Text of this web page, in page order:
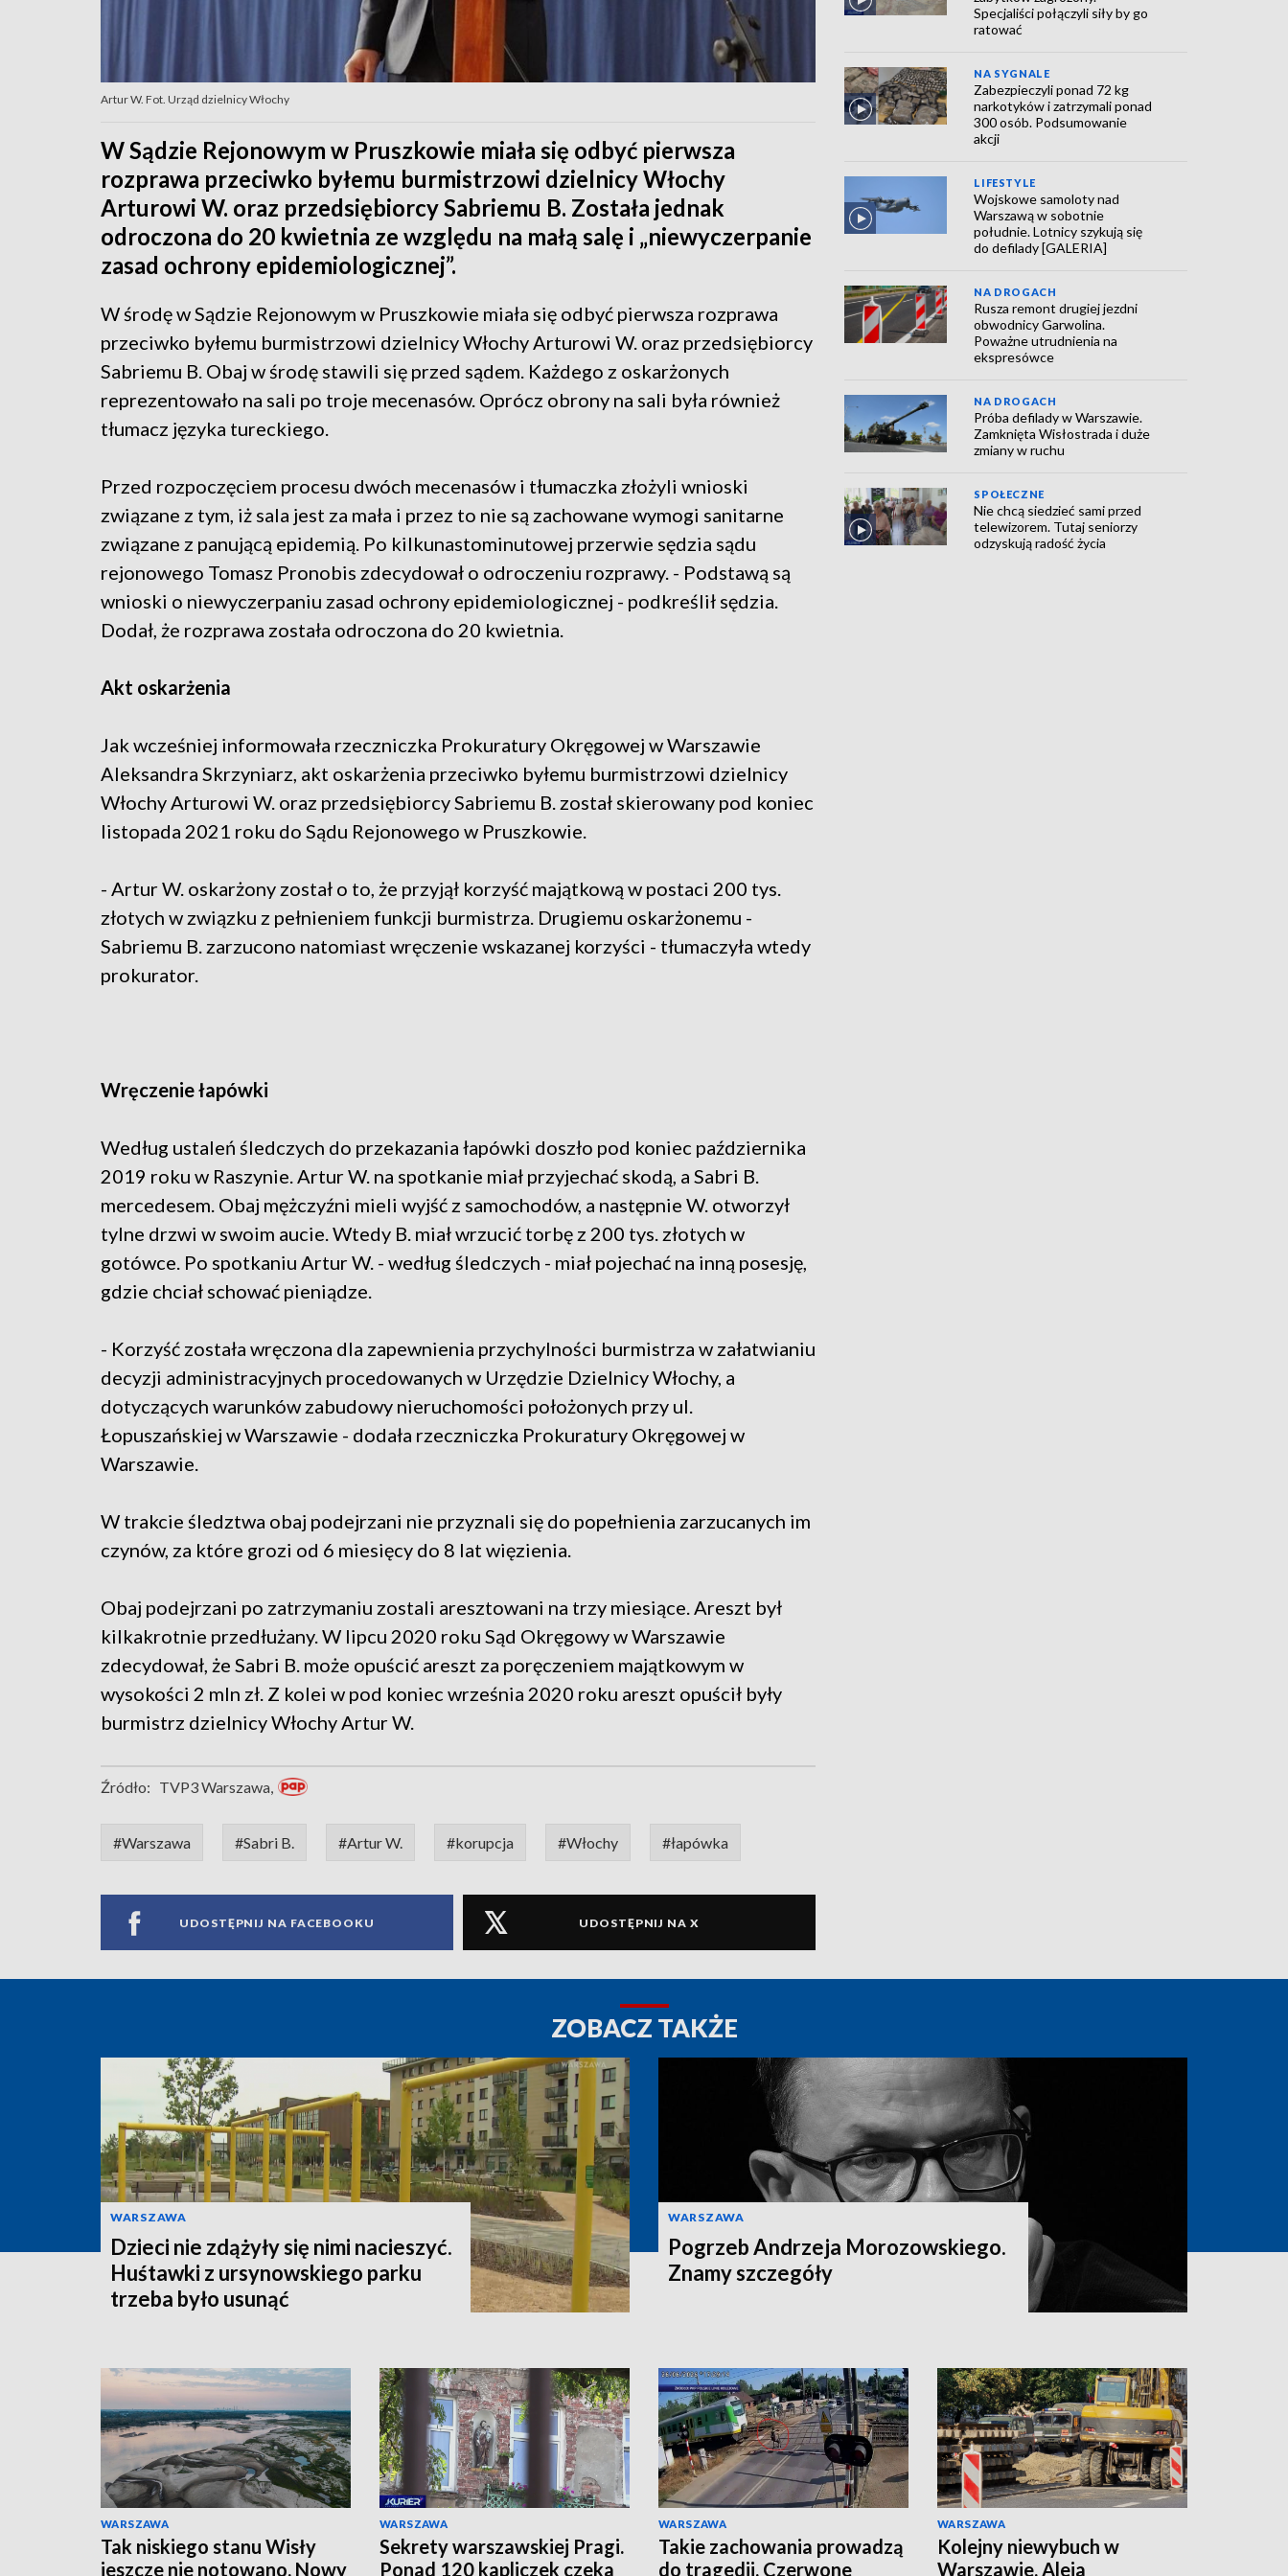
Artur W. Fot. Urząd dzielnicy Włochy
W Sądzie Rejonowym w Pruszkowie miała się odbyć pierwsza
rozprawa przeciwko byłemu burmistrzowi dzielnicy Włochy
Arturowi W. oraz przedsiębiorcy Sabriemu B. Została jednak
odroczona do 20 kwietnia ze względu na małą salę i „niewyczerpanie
zasad ochrony epidemiologicznej”.
W środę w Sądzie Rejonowym w Pruszkowie miała się odbyć pierwsza rozprawa
przeciwko byłemu burmistrzowi dzielnicy Włochy Arturowi W. oraz przedsiębiorcy
Sabriemu B. Obaj w środę stawili się przed sądem. Każdego z oskarżonych
reprezentowało na sali po troje mecenasów. Oprócz obrony na sali była również
tłumacz języka tureckiego.
Przed rozpoczęciem procesu dwóch mecenasów i tłumaczka złożyli wnioski
związane z tym, iż sala jest za mała i przez to nie są zachowane wymogi sanitarne
związane z panującą epidemią. Po kilkunastominutowej przerwie sędzia sądu
rejonowego Tomasz Pronobis zdecydował o odroczeniu rozprawy. - Podstawą są
wnioski o niewyczerpaniu zasad ochrony epidemiologicznej - podkreślił sędzia.
Dodał, że rozprawa została odroczona do 20 kwietnia.
Akt oskarżenia
Jak wcześniej informowała rzeczniczka Prokuratury Okręgowej w Warszawie
Aleksandra Skrzyniarz, akt oskarżenia przeciwko byłemu burmistrzowi dzielnicy
Włochy Arturowi W. oraz przedsiębiorcy Sabriemu B. został skierowany pod koniec
listopada 2021 roku do Sądu Rejonowego w Pruszkowie.
- Artur W. oskarżony został o to, że przyjął korzyść majątkową w postaci 200 tys.
złotych w związku z pełnieniem funkcji burmistrza. Drugiemu oskarżonemu -
Sabriemu B. zarzucono natomiast wręczenie wskazanej korzyści - tłumaczyła wtedy
prokurator.
Wręczenie łapówki
Według ustaleń śledczych do przekazania łapówki doszło pod koniec października
2019 roku w Raszynie. Artur W. na spotkanie miał przyjechać skodą, a Sabri B.
mercedesem. Obaj mężczyźni mieli wyjść z samochodów, a następnie W. otworzył
tylne drzwi w swoim aucie. Wtedy B. miał wrzucić torbę z 200 tys. złotych w
gotówce. Po spotkaniu Artur W. - według śledczych - miał pojechać na inną posesję,
gdzie chciał schować pieniądze.
- Korzyść została wręczona dla zapewnienia przychylności burmistrza w załatwianiu
decyzji administracyjnych procedowanych w Urzędzie Dzielnicy Włochy, a
dotyczących warunków zabudowy nieruchomości położonych przy ul.
Łopuszańskiej w Warszawie - dodała rzeczniczka Prokuratury Okręgowej w
Warszawie.
W trakcie śledztwa obaj podejrzani nie przyznali się do popełnienia zarzucanych im
czynów, za które grozi od 6 miesięcy do 8 lat więzienia.
Obaj podejrzani po zatrzymaniu zostali aresztowani na trzy miesiące. Areszt był
kilkakrotnie przedłużany. W lipcu 2020 roku Sąd Okręgowy w Warszawie
zdecydował, że Sabri B. może opuścić areszt za poręczeniem majątkowym w
wysokości 2 mln zł. Z kolei w pod koniec września 2020 roku areszt opuścił były
burmistrz dzielnicy Włochy Artur W.
Źródło: TVP3 Warszawa,
#Warszawa #Sabri B. #Artur W. #korupcja #Włochy #łapówka
UDOSTĘPNIJ NA FACEBOOKU UDOSTĘPNIJ NA X
Specjaliści połączyli siły by go
ratować
NA SYGNALE
Zabezpieczyli ponad 72 kg
narkotyków i zatrzymali ponad
300 osób. Podsumowanie
akcji
LIFESTYLE
Wojskowe samoloty nad
Warszawą w sobotnie
południe. Lotnicy szykują się
do defilady [GALERIA]
NA DROGACH
Rusza remont drugiej jezdni
obwodnicy Garwolina.
Poważne utrudnienia na
ekspresówce
NA DROGACH
Próba defilady w Warszawie.
Zamknięta Wisłostrada i duże
zmiany w ruchu
SPOŁECZNE
Nie chcą siedzieć sami przed
telewizorem. Tutaj seniorzy
odzyskują radość życia
ZOBACZ TAKŻE
WARSZAWA
Dzieci nie zdążyły się nimi nacieszyć.
Huśtawki z ursynowskiego parku
trzeba było usunąć
WARSZAWA
Pogrzeb Andrzeja Morozowskiego.
Znamy szczegóły
WARSZAWA
Tak niskiego stanu Wisły
jeszcze nie notowano. Nowy
WARSZAWA
Sekrety warszawskiej Pragi.
Ponad 120 kapliczek czeka
WARSZAWA
Takie zachowania prowadzą
do tragedii. Czerwone
WARSZAWA
Kolejny niewybuch w
Warszawie. Aleja